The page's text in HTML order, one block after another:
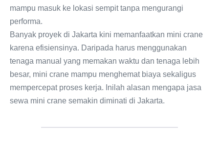
mampu masuk ke lokasi sempit tanpa mengurangi
performa.
Banyak proyek di Jakarta kini memanfaatkan mini crane
karena efisiensinya. Daripada harus menggunakan
tenaga manual yang memakan waktu dan tenaga lebih
besar, mini crane mampu menghemat biaya sekaligus
mempercepat proses kerja. Inilah alasan mengapa jasa
sewa mini crane semakin diminati di Jakarta.